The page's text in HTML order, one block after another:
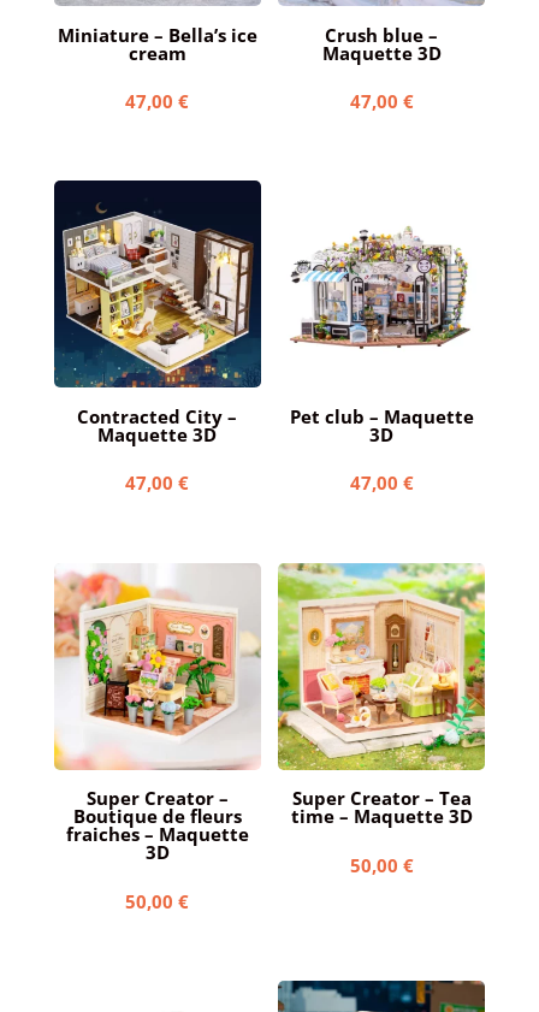
Miniature – Bella’s ice
cream
47,00€
Crush blue –
Maquette 3D
47,00 €
Contracted City –
Maquette 3D
47,00€
Pet club – Maquette
3D
47,00 €
Super Creator –
Boutique de fleurs
fraiches – Maquette
3D
50,00€
Super Creator – Tea
time – Maquette 3D
50,00 €